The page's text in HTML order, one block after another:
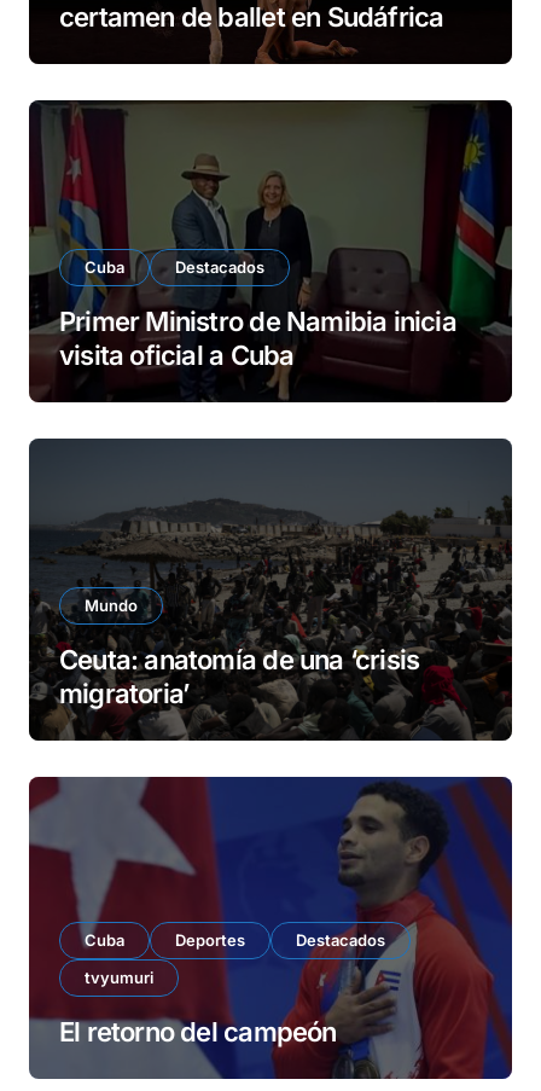
certamen de ballet en Sudáfrica
Cuba Destacados
Primer Ministro de Namibia inicia
visita oficial a Cuba
Mundo
Ceuta: anatomía de una ‘crisis
migratoria’
Cuba Deportes
Destacados
tvyumuri
El retorno del campeón